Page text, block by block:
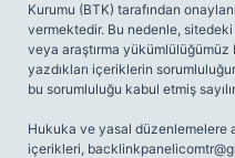
Kurumu (BTK) tarafından
vermektedir. Bu nedenle,
veya araştırma
yazdıkları içeriklerin
bu sorumluluğu kabul etmiş
Hukuka ve yasal düzenlemelere
içerikleri,